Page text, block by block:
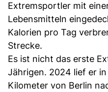
Extremsportler mit
Lebensmitteln
Kalorien pro Tag
Strecke.
Es ist nicht das erste
Jährigen. 2024 lief er
Kilometer von Berlin